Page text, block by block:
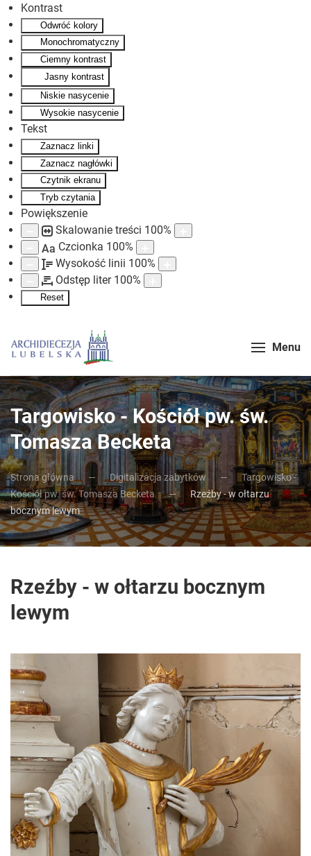
Kontrast
Odwróć kolory
Monochromatyczny
Ciemny kontrast
Jasny kontrast
Niskie nasycenie
Wysokie nasycenie
Tekst
Zaznacz linki
Zaznacz nagłówki
Czytnik ekranu
Tryb czytania
Powiększenie
Skalowanie treści 100%
Aa Czcionka 100%
Wysokość linii 100%
Odstęp liter 100%
Reset
Skip to main content
Menu
Targowisko - Kościół pw. św.
Tomasza Becketa
Strona główna Digitalizacja zabytków
Targowisko -
Kościół pw. św. Tomasza Becketa
Rzeźby - w ołtarzu
bocznym lewym
Rzeźby - w ołtarzu bocznym
lewym